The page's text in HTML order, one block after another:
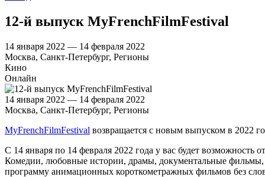
12-й выпуск MyFrenchFilmFestival
14 января 2022 — 14 февраля 2022
Москва, Санкт-Петербург, Регионы
Кино
Онлайн
14 января 2022 — 14 февраля 2022
Москва, Санкт-Петербург, Регионы
MyFrenchFilmFestival возвращается с новым выпуском в 2022
С 14 января по 14 февраля 2022 года у вас будет
Комедии, любовные истории, драмы, документальные фильмы,
программу анимационных короткометражных фильмов без